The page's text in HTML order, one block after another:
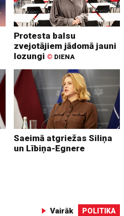
Protesta balsu
zvejotājiem jādomā jauni
lozungi © DIENA
Saeimā atgriežas Siliņa
un Lībiņa-Egnere
Vairāk POLITIKA